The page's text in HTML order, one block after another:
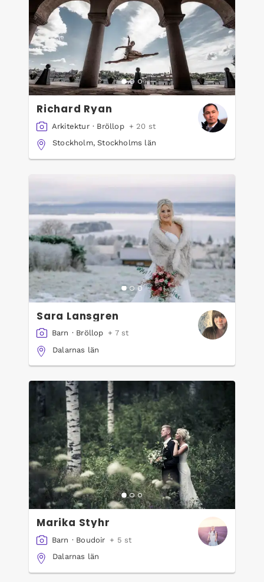
Richard Ryan
Arkitektur · Bröllop
+ 20 st
Stockholm, Stockholms län
Sara Lansgren
Barn · Bröllop + 7 st
Dalarnas län
Marika Styhr
Barn · Boudoir + 5 st
Dalarnas län